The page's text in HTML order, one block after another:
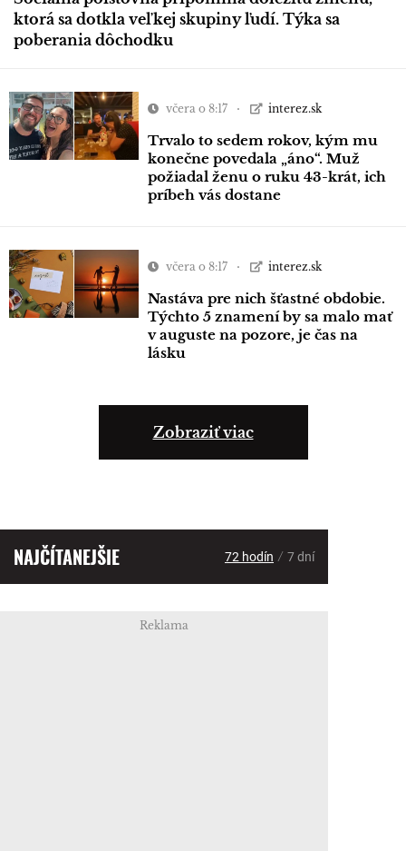
ktorá sa dotkla veľkej skupiny ľudí. Týka sa
poberania dôchodku
včera o 8:17 interez.sk
Trvalo to sedem rokov, kým mu
konečne povedala „áno“. Muž
požiadal ženu o ruku 43-krát, ich
príbeh vás dostane
včera o 8:17 interez.sk
Nastáva pre nich šťastné obdobie.
Týchto 5 znamení by sa malo mať
v auguste na pozore, je čas na
lásku
Zobraziť viac
NAJČÍTANEJŠIE 72 hodín / 7 dní
Reklama